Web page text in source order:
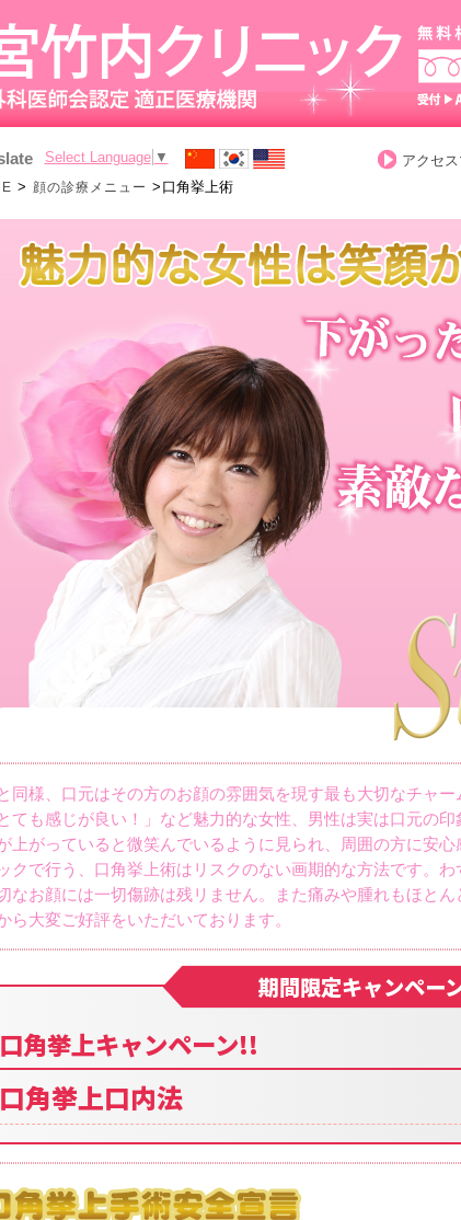
Select Language ▼ アクセ
> 顔の診療メニュー > 口角挙上術
同様、口元はその方のお顔の雰囲気を現す最も大切なチャー
ても感じが良い！」など魅力的な女性、男性は実は口元の
上がっていると微笑んでいるように見られ、周囲の方に安
クで行う、口角挙上術はリスクのない画期的な方法です。わ
なお顔には一切傷跡は残リません。また痛みや腫れもほと
ら大変ご好評をいただいております。
期間限定キャンペー
角挙上キャンペーン!!
角挙上口内法